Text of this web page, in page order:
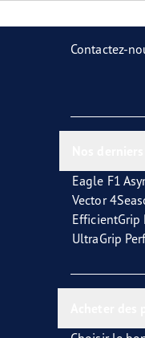
Contactez-
Eagle F1
Vector
EfficientGrip
UltraGrip